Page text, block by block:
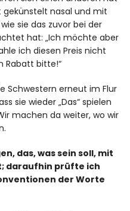
gekünstelt nasal und mit
sie das zuvor bei der
hat: „Ich möchte aber
ich diesen Preis nicht
Rabatt bitte!“
Schwestern erneut im Flur
sie wieder „Das“ spielen
machen da weiter, wo wir
das, was sein soll, mit
daraufhin prüfte ich
der Worte